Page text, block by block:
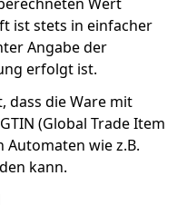
ist stets in einfacher
Angabe der
erfolgt ist.
dass die Ware mit
(Global Trade Item
Automaten wie z.B.
kann.